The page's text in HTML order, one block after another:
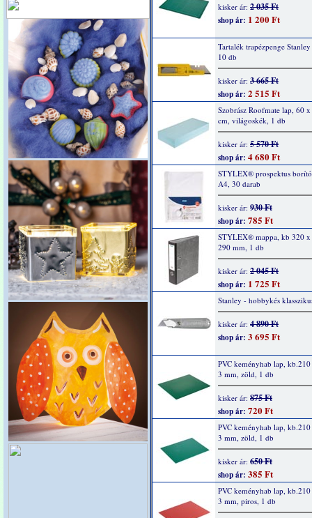
kisker ár: 2 035 Ft
shop ár: 1 200 Ft
Tartalék trapézpenge
10 db
kisker ár: 3 665 Ft
shop ár: 2 515 Ft
Szobrász Roofmate lap, 60
cm, világoskék, 1 db
kisker ár: 5 570 Ft
shop ár: 4 680 Ft
STYLEX® prospektus
A4, 30 darab
kisker ár: 930 Ft
shop ár: 785 Ft
STYLEX® mappa, kb 320
290 mm, 1 db
kisker ár: 2 045 Ft
shop ár: 1 725 Ft
Stanley - hobbykés
kisker ár: 4 890 Ft
shop ár: 3 695 Ft
PVC keményhab lap,
3 mm, zöld, 1 db
kisker ár: 875 Ft
shop ár: 720 Ft
PVC keményhab lap,
3 mm, zöld, 1 db
kisker ár: 650 Ft
shop ár: 385 Ft
PVC keményhab lap,
3 mm, piros, 1 db